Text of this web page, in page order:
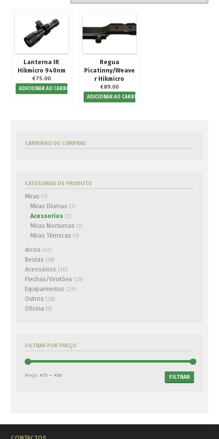
Lanterna IR
Hikmicro 940nm
€75.00
ADICIONAR AO CARRINHO
Regua
Picatinny/Weave
r Hikmicro
€89.00
ADICIONAR AO CARRINHO
CARRINHO DE COMPRAS
CATEGORIAS DE PRODUTO
Miras (7)
Miras Diurnas (3)
Acessorios (2)
Miras Nocturnas (1)
Miras Térmicas (1)
Arcos (43)
Bestas (18)
Acessórios (30)
Flechas/Virotões (25)
Equipamentos (29)
Outros (38)
Oficina (5)
FILTRAR POR PREÇO
FILTRAR
Preço:€75 —€89
Flechas/Virotões
Para Arco
Para Besta
Equipamentos
Atirador
Outdoor
€0.00 0 artigos